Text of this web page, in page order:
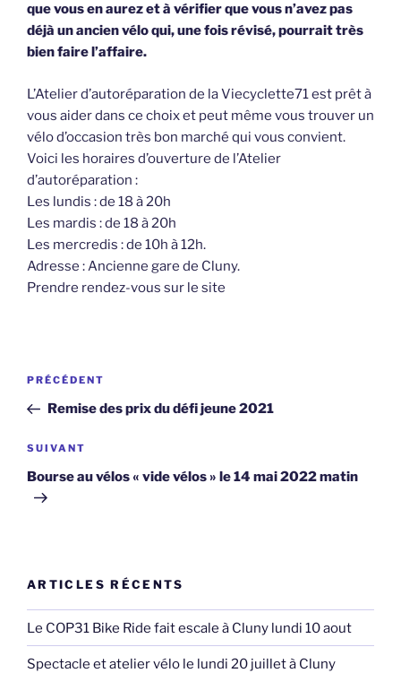
que vous en aurez et à vérifier que vous n’avez pas
déjà un ancien vélo qui, une fois révisé, pourrait très
bien faire l’affaire.
L’Atelier d’autoréparation de la Viecyclette71 est prêt à
vous aider dans ce choix et peut même vous trouver un
vélo d’occasion très bon marché qui vous convient.
Voici les horaires d’ouverture de l’Atelier
d’autoréparation :
Les lundis : de 18 à 20h
Les mardis : de 18 à 20h
Les mercredis : de 10h à 12h.
Adresse : Ancienne gare de Cluny.
Prendre rendez-vous sur le site
Navigation
l’article
Article
précédent
PRÉCÉDENT
Remise des prix du défi jeune 2021
Article
suivant
SUIVANT
Bourse au vélos « vide vélos » le 14 mai 2022 matin
ARTICLES RÉCENTS
Le COP31 Bike Ride fait escale à Cluny lundi 10 aout
Spectacle et atelier vélo le lundi 20 juillet à Cluny